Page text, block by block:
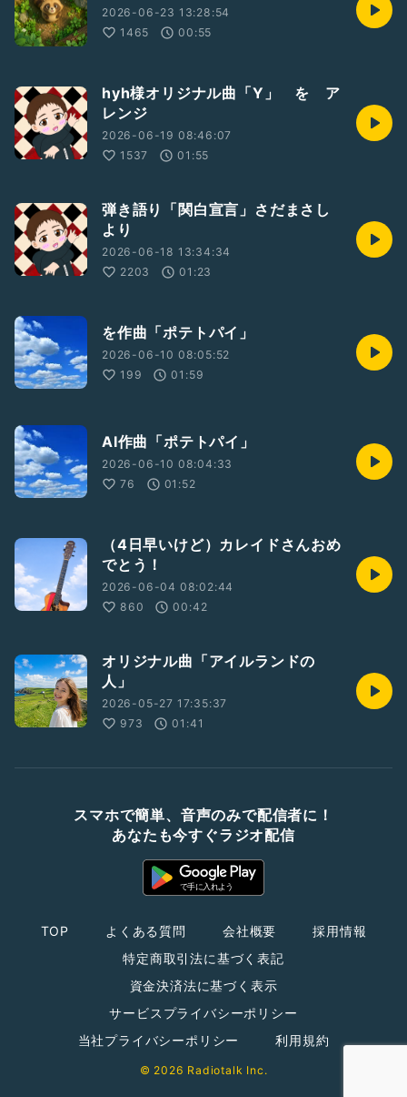
2026-06-23 13:28:54
1465
00:55
hyh様オリジナル曲「Y」 を ア
レンジ
2026-06-19 08:46:07
1537
01:55
弾き語り「関白宣言」さだまさし
より
2026-06-18 13:34:34
2203
01:23
を作曲「ポテトパイ」
2026-06-10 08:05:52
199
01:59
AI作曲「ポテトパイ」
2026-06-10 08:04:33
76
01:52
（4日早いけど）カレイドさんおめ
でとう！
2026-06-04 08:02:44
860
00:42
オリジナル曲「アイルランドの
人」
2026-05-27 17:35:37
973
01:41
スマホで簡単、音声のみで配信者に！
あなたも今すぐラジオ配信
TOP よくある質問 会社概要
採用情報
特定商取引法に基づく表記
資金決済法に基づく表示
サービスプライバシーポリシー
当社プライバシーポリシー
利用規約
© 2026 Radiotalk Inc.